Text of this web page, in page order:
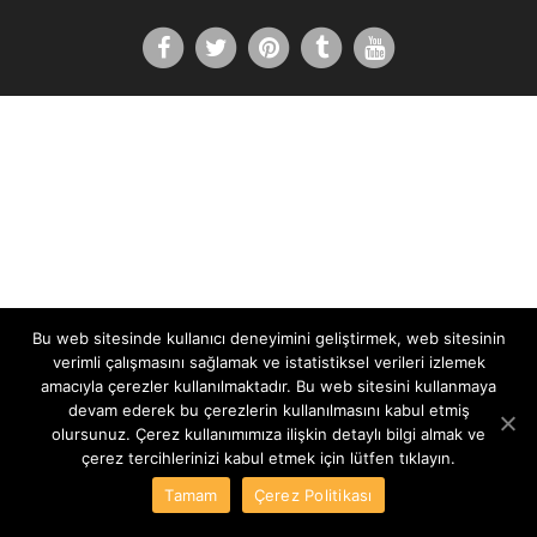
Bu web sitesinde kullanıcı deneyimini geliştirmek, web sitesinin
verimli çalışmasını sağlamak ve istatistiksel verileri izlemek
amacıyla çerezler kullanılmaktadır. Bu web sitesini kullanmaya
devam ederek bu çerezlerin kullanılmasını kabul etmiş
olursunuz. Çerez kullanımımıza ilişkin detaylı bilgi almak ve
çerez tercihlerinizi kabul etmek için lütfen tıklayın.
Tamam
Çerez Politikası